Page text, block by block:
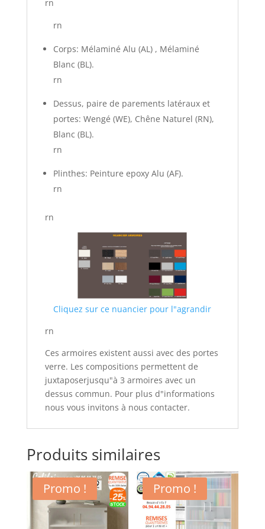
rn
rn
Corps: Mélaminé Alu (AL) , Mélaminé
Blanc (BL).
rn
Dessus, paire de parements latéraux et
portes: Wengé (WE), Chêne Naturel (RN),
Blanc (BL).
rn
Plinthes: Peinture epoxy Alu (AF).
rn
rn
Cliquez sur ce nuancier pour l"agrandir
rn
Ces armoires existent aussi avec des portes
verre. Les compositions permettent de
juxtaposerjusqu"à 3 armoires avec un
dessus commun. Pour plus d"informations
nous vous invitons à nous contacter.
Produits similaires
Promo ! Promo !